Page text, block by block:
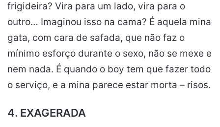
frigideira? Vira para um lado, vira para o
outro… Imaginou isso na cama? É aquela mina
gata, com cara de safada, que não faz o
mínimo esforço durante o sexo, não se mexe e
nem nada. É quando o boy tem que fazer todo
o serviço, e a mina parece estar morta – risos.
4. EXAGERADA